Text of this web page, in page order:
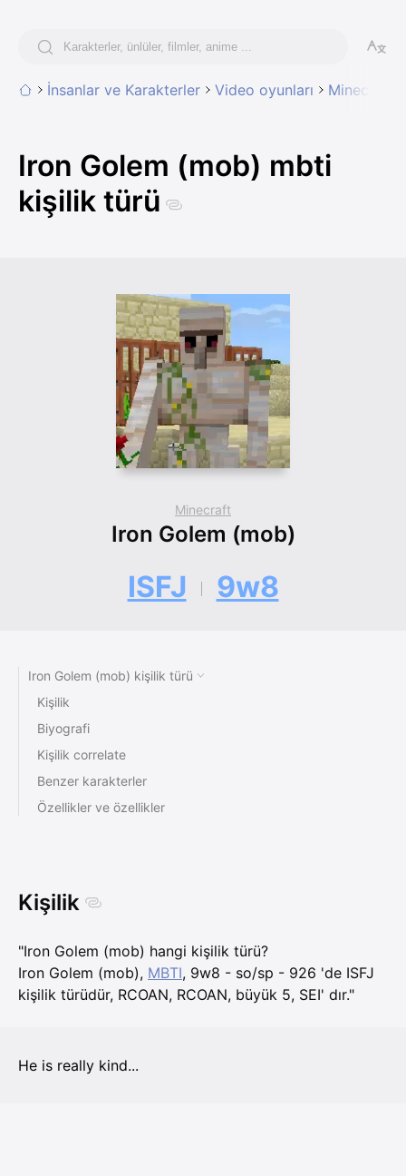
İnsanlar ve Karakterler Video oyunları Minecraft
Iron Golem (mob) mbti
kişilik türü
Minecraft
Iron Golem (mob)
ISFJ 9w8
Iron Golem (mob) kişilik türü
Kişilik
Biyografi
Kişilik correlate
Benzer karakterler
Özellikler ve özellikler
Kişilik
"Iron Golem (mob) hangi kişilik türü?
Iron Golem (mob), MBTI, 9w8 - so/sp - 926 'de ISFJ
kişilik türüdür, RCOAN, RCOAN, büyük 5, SEI' dır."
He is really kind...